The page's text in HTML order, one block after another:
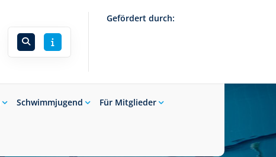
Gefördert durch:
Schwimmjugend Für Mitglieder